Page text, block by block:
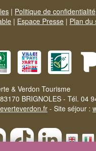
| Politique de confidentialité
| Espace Presse | Plan du
& Verdon Tourisme
BRIGNOLES - Tél. 04
- Site séjour :